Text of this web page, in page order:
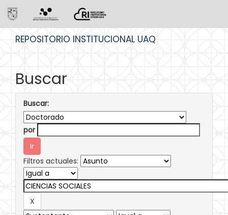
REPOSITORIO INSTITUCIONAL UAQ
Buscar
Buscar:
por
Filtros actuales: